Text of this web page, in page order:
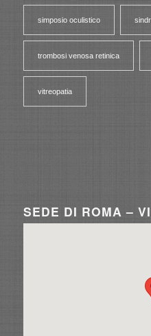
simposio oculistico
trombosi venosa retinica
vitreopatia
SEDE DI ROMA –